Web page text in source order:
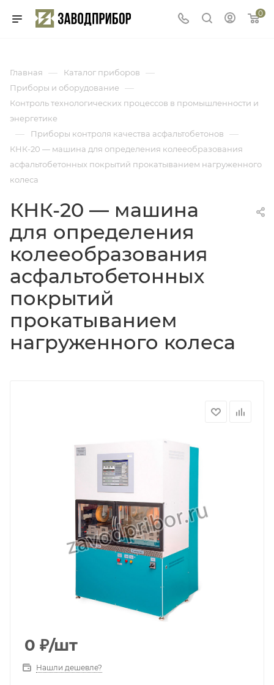
0
Главная — Каталог приборов —
Приборы и оборудование —
Контроль технологических процессов в промышленности и
энергетике
— Приборы контроля качества асфальтобетонов —
КНК-20 — машина для определения колееобразования
асфальтобетонных покрытий прокатыванием нагруженного
колеса
КНК-20 — машина
для определения
колееобразования
асфальтобетонных
покрытий
прокатыванием
нагруженного колеса
0 ₽/шт
Нашли дешевле?